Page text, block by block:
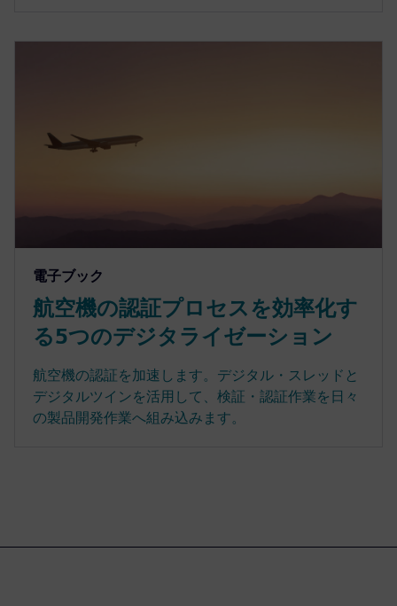
電子ブック
航空機の認証プロセスを効率化す
る5つのデジタライゼーション
航空機の認証を加速します。デジタル・スレッドと
デジタルツインを活用して、検証・認証作業を日々
の製品開発作業へ組み込みます。